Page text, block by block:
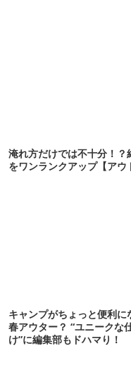
淹れ方だけでは不十分！
をワンランクアップ【アウ
キャンプがちょっと便利に
春アウター？ “ユニークな
け”に編集部もドハマり！